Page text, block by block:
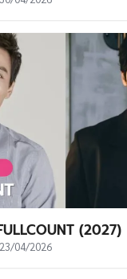
Dive into You